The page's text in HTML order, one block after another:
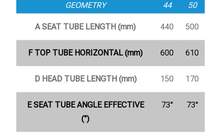
GEOMETRY 44 50
A SEAT TUBE LENGTH (mm) 440 500
F TOP TUBE HORIZONTAL (mm) 600 610
D HEAD TUBE LENGTH (mm) 150 170
E SEAT TUBE ANGLE EFFECTIVE
(°)
73° 73°